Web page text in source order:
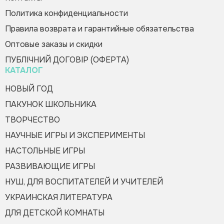
Оформить заказ
Политика конфиденциальности
Правила возврата и гарантийные обязательства
Оптовые заказы и скидки
ПУБЛІЧНИЙ ДОГОВІР (ОФЕРТА)
КАТАЛОГ
НОВЫЙ ГОД
ПАКУНОК ШКОЛЬНИКА
ТВОРЧЕСТВО
НАУЧНЫЕ ИГРЫ И ЭКСПЕРИМЕНТЫ
НАСТОЛЬНЫЕ ИГРЫ
РАЗВИВАЮЩИЕ ИГРЫ
НУШ, ДЛЯ ВОСПИТАТЕЛЕЙ И УЧИТЕЛЕЙ
УКРАИНСКАЯ ЛИТЕРАТУРА
ДЛЯ ДЕТСКОЙ КОМНАТЫ